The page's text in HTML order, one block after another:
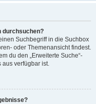
durchsuchen?
Suchbegriff in die Suchbox
oder Themenansicht findest.
du den „Erweiterte Suche“-
aus verfügbar ist.